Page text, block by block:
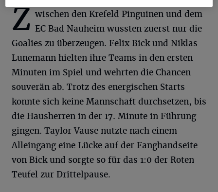
Z wischen den Krefeld Pinguinen und dem
EC Bad Nauheim wussten zuerst nur die
Goalies zu überzeugen. Felix Bick und Niklas
Lunemann hielten ihre Teams in den ersten
Minuten im Spiel und wehrten die Chancen
souverän ab. Trotz des energischen Starts
konnte sich keine Mannschaft durchsetzen, bis
die Hausherren in der 17. Minute in Führung
gingen. Taylor Vause nutzte nach einem
Alleingang eine Lücke auf der Fanghandseite
von Bick und sorgte so für das 1:0 der Roten
Teufel zur Drittelpause.